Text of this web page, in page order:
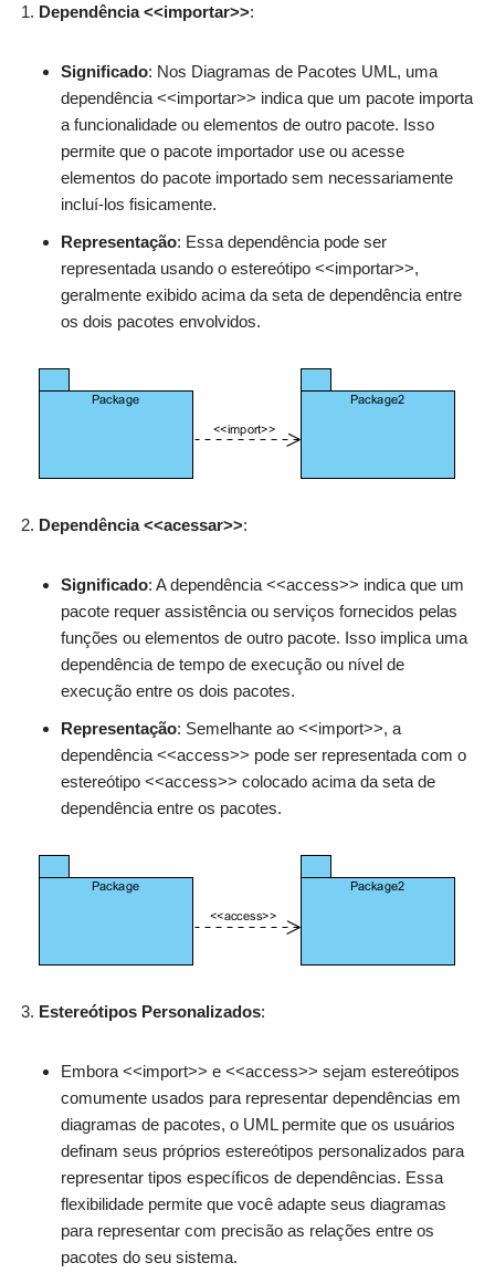
Dependência <<importar>>:
Significado: Nos Diagramas de Pacotes UML, uma
dependência <<importar>> indica que um pacote importa
a funcionalidade ou elementos de outro pacote. Isso
permite que o pacote importador use ou acesse
elementos do pacote importado sem necessariamente
incluí-los fisicamente.
Representação: Essa dependência pode ser
representada usando o estereótipo <<importar>>,
geralmente exibido acima da seta de dependência entre
os dois pacotes envolvidos.
Dependência <<acessar>>:
Significado: A dependência <<access>> indica que um
pacote requer assistência ou serviços fornecidos pelas
funções ou elementos de outro pacote. Isso implica uma
dependência de tempo de execução ou nível de
execução entre os dois pacotes.
Representação: Semelhante ao <<import>>, a
dependência <<access>> pode ser representada com o
estereótipo <<access>> colocado acima da seta de
dependência entre os pacotes.
Estereótipos Personalizados:
Embora <<import>> e <<access>> sejam estereótipos
comumente usados para representar dependências em
diagramas de pacotes, o UML permite que os usuários
definam seus próprios estereótipos personalizados para
representar tipos específicos de dependências. Essa
flexibilidade permite que você adapte seus diagramas
para representar com precisão as relações entre os
pacotes do seu sistema.